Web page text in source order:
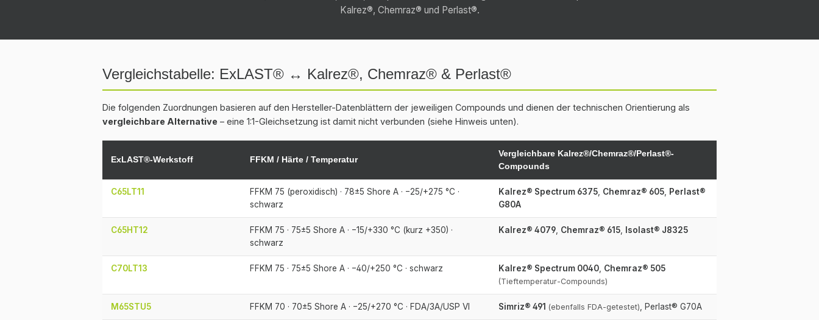
Kalrez®, Chemraz® und Perlast®.
Vergleichstabelle: ExLAST® ↔ Kalrez®, Chemraz® & Perlast®
Die folgenden Zuordnungen basieren auf den Hersteller-Datenblättern der jeweiligen Compounds und dienen der technischen Orientierung als
vergleichbare Alternative – eine 1:1-Gleichsetzung ist damit nicht verbunden (siehe Hinweis unten).
ExLAST®-Werkstoff FFKM / Härte / Temperatur
Vergleichbare Kalrez®/Chemraz®/Perlast®-
Compounds
C65LT11
FFKM 75 (peroxidisch) · 78±5 Shore A · −25/+275 °C ·
schwarz
Kalrez® Spectrum 6375, Chemraz® 605, Perlast®
G80A
C65HT12
FFKM 75 · 75±5 Shore A · −15/+330 °C (kurz +350) ·
schwarz
Kalrez® 4079, Chemraz® 615, Isolast® J8325
C70LT13 FFKM 75 · 75±5 Shore A · −40/+250 °C · schwarz Kalrez® Spectrum 0040, Chemraz® 505
(Tieftemperatur-Compounds)
M65STU5 FFKM 70 · 70±5 Shore A · −25/+270 °C · FDA/3A/USP VI Simriz® 491 (ebenfalls FDA-getestet), Perlast® G70A